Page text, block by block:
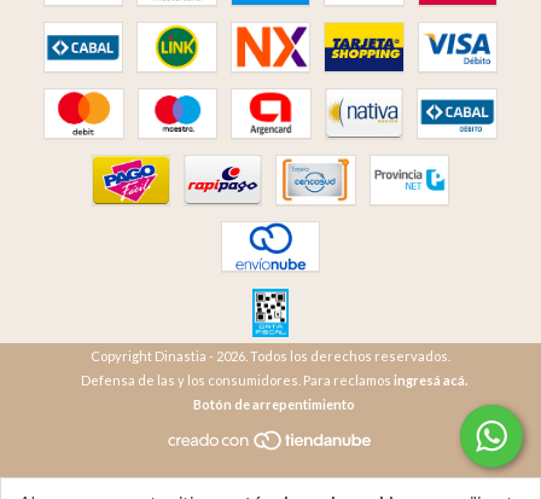
Copyright Dinastia - 2026. Todos los derechos reservados.
Defensa de las y los consumidores. Para reclamos ingresá acá.
Botón de arrepentimiento